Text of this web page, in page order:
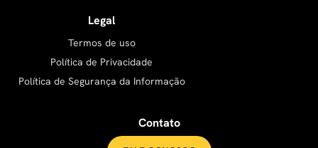
Legal
Termos de uso
Política de Privacidade
Política de Segurança da Informação
Contato